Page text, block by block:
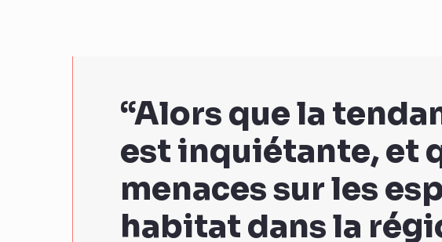
“Alors que la
est inquiétante, et
menaces sur les
habitat dans la